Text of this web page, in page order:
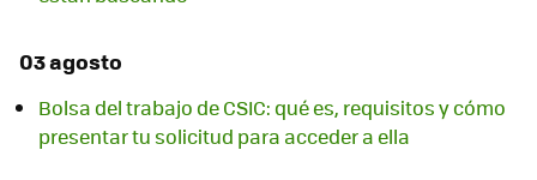
03 agosto
Bolsa del trabajo de CSIC: qué es, requisitos y cómo
presentar tu solicitud para acceder a ella